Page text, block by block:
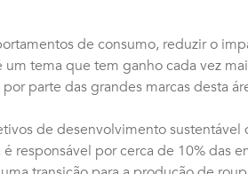
de consumo, reduzir o
um tema que tem ganho cada vez
parte das grandes marcas desta
de desenvolvimento sustentável
responsável por cerca de 10% das